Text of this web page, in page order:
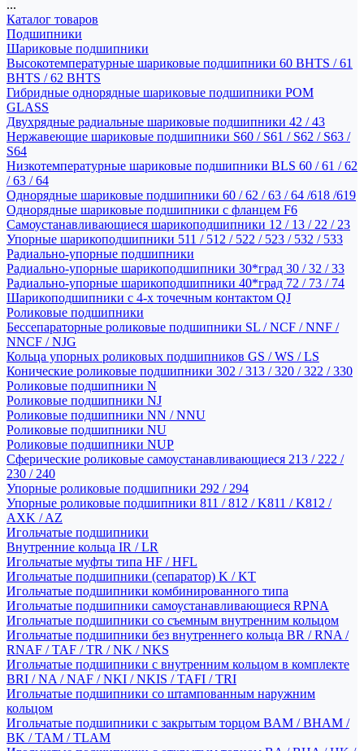
...
Каталог товаров
Подшипники
Шариковые подшипники
Высокотемпературные шариковые подшипники 60 BHTS / 61
BHTS / 62 BHTS
Гибридные однорядные шариковые подшипники POM
GLASS
Двухрядные радиальные шариковые подшипники 42 / 43
Нержавеющие шариковые подшипники S60 / S61 / S62 / S63 /
S64
Низкотемпературные шариковые подшипники BLS 60 / 61 / 62
/ 63 / 64
Однорядные шариковые подшипники 60 / 62 / 63 / 64 /618 /619
Однорядные шариковые подшипники с фланцем F6
Самоустанавливающиеся шарикоподшипники 12 / 13 / 22 / 23
Упорные шарикоподшипники 511 / 512 / 522 / 523 / 532 / 533
Радиально-упорные подшипники
Радиально-упорные шарикоподшипники 30*град 30 / 32 / 33
Радиально-упорные шарикоподшипники 40*град 72 / 73 / 74
Шарикоподшипники с 4-х точечным контактом QJ
Роликовые подшипники
Бессепараторные роликовые подшипники SL / NCF / NNF /
NNCF / NJG
Кольца упорных роликовых подшипников GS / WS / LS
Конические роликовые подшипники 302 / 313 / 320 / 322 / 330
Роликовые подшипники N
Роликовые подшипники NJ
Роликовые подшипники NN / NNU
Роликовые подшипники NU
Роликовые подшипники NUP
Сферические роликовые самоустанавливающиеся 213 / 222 /
230 / 240
Упорные роликовые подшипники 292 / 294
Упорные роликовые подшипники 811 / 812 / K811 / K812 /
AXK / AZ
Игольчатые подшипники
Внутренние кольца IR / LR
Игольчатые муфты типа HF / HFL
Игольчатые подшипники (сепаратор) K / KT
Игольчатые подшипники комбинированного типа
Игольчатые подшипники самоустанавливающиеся RPNA
Игольчатые подшипники со съемным внутренним кольцом
Игольчатые подшипники без внутреннего кольца BR / RNA /
RNAF / TAF / TR / NK / NKS
Игольчатые подшипники с внутренним кольцом в комплекте
BRI / NA / NAF / NKI / NKIS / TAFI / TRI
Игольчатые подшипники со штампованным наружним
кольцом
Игольчатые подшипники с закрытым торцом BAM / BHAM /
BK / TAM / TLAM